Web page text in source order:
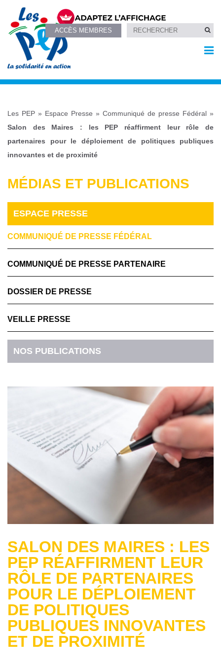
ACCÈS MEMBRES
Les PEP » Espace Presse » Communiqué de presse Fédéral »
Salon des Maires : les PEP réaffirment leur rôle de
partenaires pour le déploiement de politiques publiques
innovantes et de proximité
MÉDIAS ET PUBLICATIONS
ESPACE PRESSE
COMMUNIQUÉ DE PRESSE FÉDÉRAL
COMMUNIQUÉ DE PRESSE PARTENAIRE
DOSSIER DE PRESSE
VEILLE PRESSE
NOS PUBLICATIONS
SALON DES MAIRES : LES
PEP RÉAFFIRMENT LEUR
RÔLE DE PARTENAIRES
POUR LE DÉPLOIEMENT
DE POLITIQUES
PUBLIQUES INNOVANTES
ET DE PROXIMITÉ